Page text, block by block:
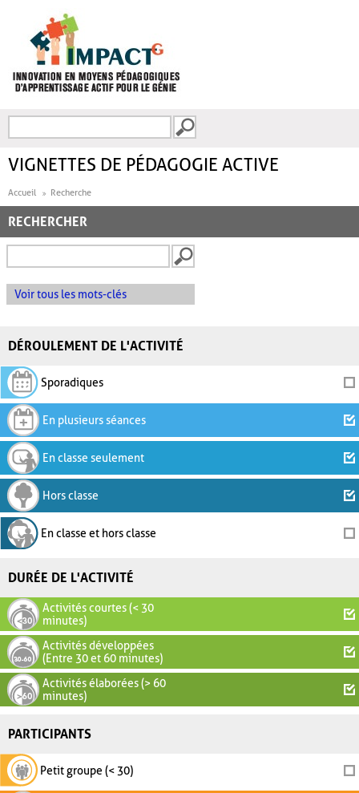
FORMULAIRE DE
VIGNETTES DE PÉDAGOGIE ACTIVE
Accueil Recherche
RECHERCHER
Voir tous les mots-clés
DÉROULEMENT DE L'ACTIVITÉ
Sporadiques
En plusieurs séances
En classe seulement
Hors classe
En classe et hors classe
DURÉE DE L'ACTIVITÉ
Activités courtes (< 30
minutes)
Activités développées
(Entre 30 et 60 minutes)
Activités élaborées (> 60
minutes)
PARTICIPANTS
Petit groupe (< 30)